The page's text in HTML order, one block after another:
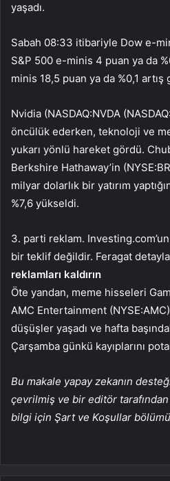
yaşadı.
Sabah 08:33 itibariyle Dow e-
S&P 500 e-minis 4 puan ya da
minis 18,5 puan ya da %0,1 artış
Nvidia (NASDAQ:NVDA (NASDAQ:
öncülük ederken, teknoloji ve
yukarı yönlü hareket gördü.
Berkshire Hathaway’in
milyar dolarlık bir yatırım
%7,6 yükseldi.
3. parti reklam.
bir teklif değildir. Feragat
reklamları kaldırın
Öte yandan, meme hisseleri
AMC Entertainment (NYSE:AMC)
düşüşler yaşadı ve hafta
Çarşamba günkü kayıplarını
Bu makale yapay zekanın
çevrilmiş ve bir editör
bilgi için Şart ve Koşullar